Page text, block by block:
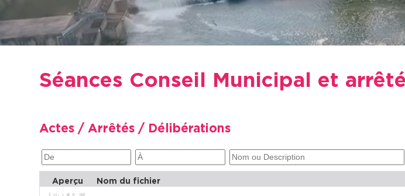
Séances Conseil Municipal et
Actes / Arrêtés / Délibérations
Aperçu Nom du fichier